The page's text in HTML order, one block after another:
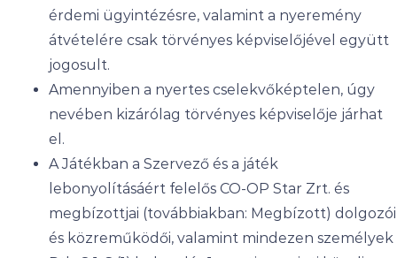
érdemi ügyintézésre, valamint a nyeremény
átvételére csak törvényes képviselőjével együtt
jogosult.
Amennyiben a nyertes cselekvőképtelen, úgy
nevében kizárólag törvényes képviselője járhat
el.
A Játékban a Szervező és a játék
lebonyolításáért felelős CO-OP Star Zrt. és
megbízottjai (továbbiakban: Megbízott) dolgozói
és közreműködői, valamint mindezen személyek